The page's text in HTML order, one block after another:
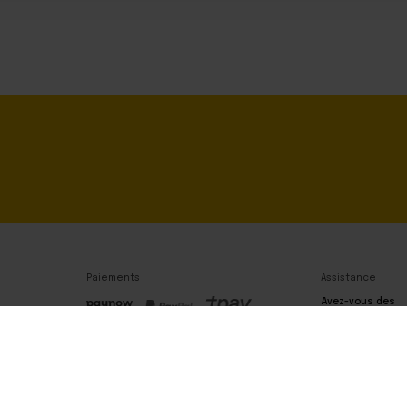
Paiements Assistance
Avez-vous des